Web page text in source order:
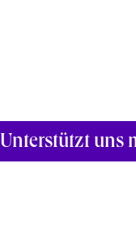
Unterstützt uns